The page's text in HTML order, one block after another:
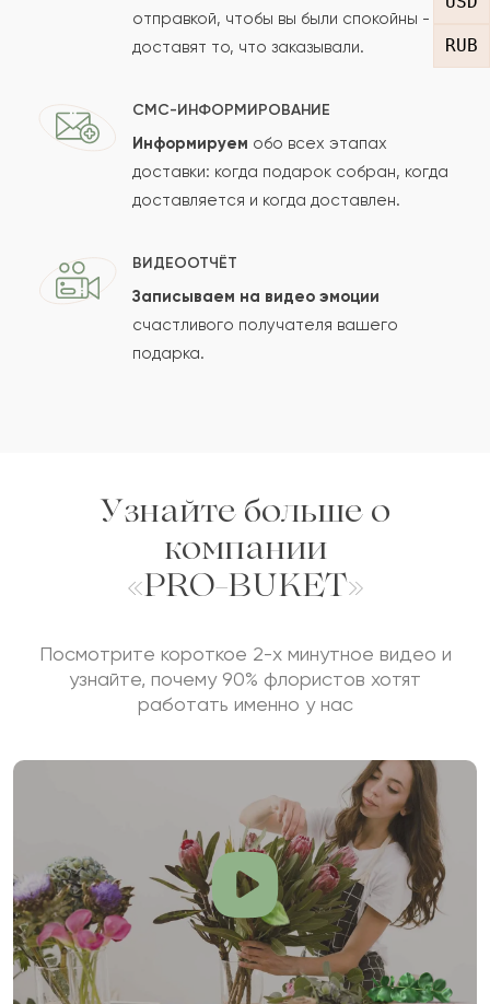
RUB
Сколько будет
Отзыв будет опубликован после проверки.
Проверяем на спам.
отправкой, чтобы вы были спокойны -
доставят то, что заказывали.
СМС-ИНФОРМИРОВАНИЕ
Информируем обо всех этапах
доставки: когда подарок собран, когда
доставляется и когда доставлен.
ВИДЕООТЧЁТ
Записываем на видео эмоции
счастливого получателя вашего
подарка.
Узнайте больше о
компании
«PRO-BUKET»
Посмотрите короткое 2-х минутное видео и
узнайте, почему 90% флористов хотят
работать именно у нас